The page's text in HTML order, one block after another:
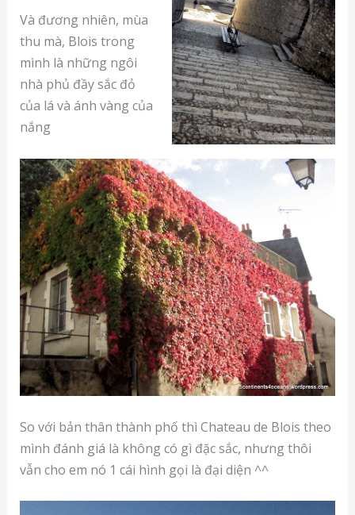
Và đương nhiên, mùa
thu mà, Blois trong
mình là những ngôi
nhà phủ đầy sắc đỏ
của lá và ánh vàng của
nắng
So với bản thân thành phố thì Chateau de Blois theo
mình đánh giá là không có gì đặc sắc, nhưng thôi
vẫn cho em nó 1 cái hình gọi là đại diện ^^